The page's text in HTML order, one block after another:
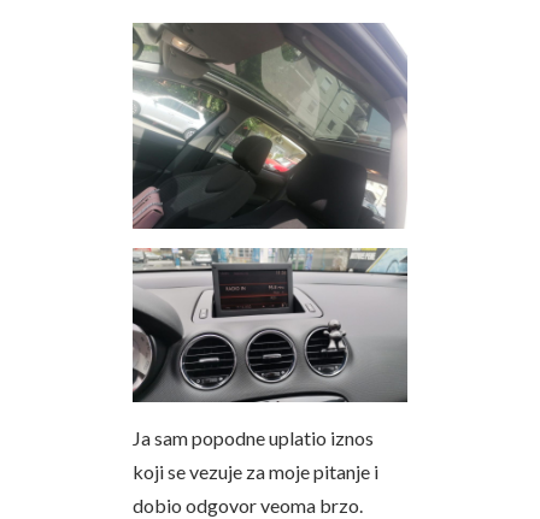
Ja sam popodne uplatio iznos
koji se vezuje za moje pitanje i
dobio odgovor veoma brzo.